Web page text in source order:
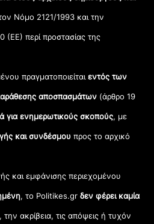
Νόμο 2121/1993 και την
(ΕΕ) περί προστασίας της
πραγματοποιείταιεντός των
αποσπασμάτων (άρθρο 19
για ενημερωτικούς σκοπούς, με
και συνδέσμου προς το αρχικό
και εμφάνισης περιεχομένου
, το Politikes.grδεν φέρει καμία
την ακρίβεια, τις απόψεις ή τυχόν